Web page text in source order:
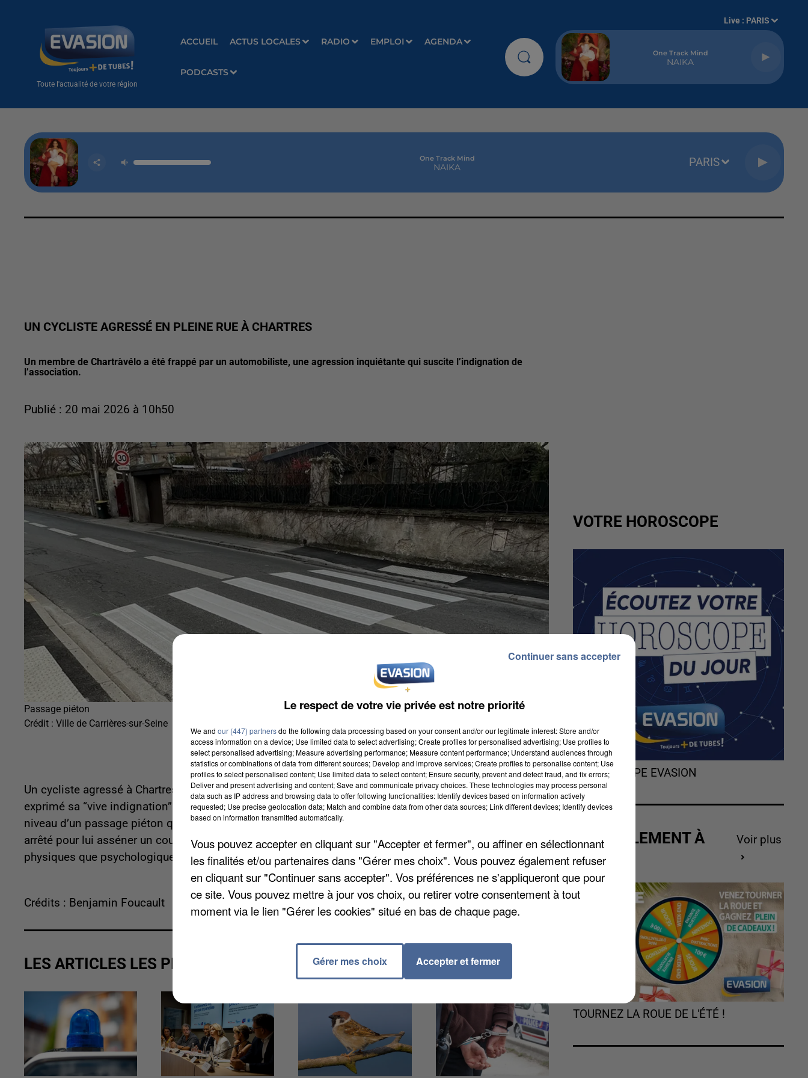
Toute l'actualité de votre région
ACCUEIL ACTUS LOCALES RADIO EMPLOI AGENDA
PODCASTS
Live : PARIS
One Track Mind
NAIKA
One Track Mind
NAIKA PARIS
UN CYCLISTE AGRESSÉ EN PLEINE RUE À CHARTRES
Un membre de Chartràvélo a été frappé par un automobiliste, une agression inquiétante qui suscite l’indignation de
l’association.
Publié : 20 mai 2026 à 10h50
Passage piéton
Crédit : Ville de Carrières-sur-Seine
Un cycliste agressé à Chartres hier 19 mai 2026. Dans un communiqué l’association Chartràvélo a
exprimé sa “vive indignation”. L’un de ses membres circulait à pied, le vélo à la main et traversait au
niveau d’un passage piéton quand un automobiliste lui a coupé la route. Le conducteur s’est alors
arrêté pour lui asséner un coup de poing au visage. La victime fait état de plusieurs traumatismes, tant
physiques que psychologiques.
Crédits : Benjamin Foucault
LES ARTICLES LES PLUS VUS
VOTRE HOROSCOPE
L'HOROSCOPE EVASION
ACTUELLEMENT À
GAGNER
Voir plus
TOURNEZ LA ROUE DE L'ÉTÉ !
Le respect de votre vie privée est notre priorité
We and our (447) partnersdo the following data processing based on your consent and/or our legitimate interest: Store and/or
access information on a device; Use limited data to select advertising; Create profiles for personalised advertising; Use profiles to
select personalised advertising; Measure advertising performance; Measure content performance; Understand audiences through
statistics or combinations of data from different sources; Develop and improve services; Create profiles to personalise content; Use
profiles to select personalised content; Use limited data to select content; Ensure security, prevent and detect fraud, and fix errors;
Deliver and present advertising and content; Save and communicate privacy choices. These technologies may process personal
data such as IP address and browsing data to offer following functionalities: Identify devices based on information actively
requested; Use precise geolocation data; Match and combine data from other data sources; Link different devices; Identify devices
based on information transmitted automatically.
Vous pouvez accepter en cliquant sur "Accepter et fermer", ou affiner en sélectionnant
les finalités et/ou partenaires dans "Gérer mes choix". Vous pouvez également refuser
en cliquant sur "Continuer sans accepter". Vos préférences ne s'appliqueront que pour
ce site. Vous pouvez mettre à jour vos choix, ou retirer votre consentement à tout
moment via le lien "Gérer les cookies" situé en bas de chaque page.
Gérer mes choix Accepter et fermer
Continuer sans accepter